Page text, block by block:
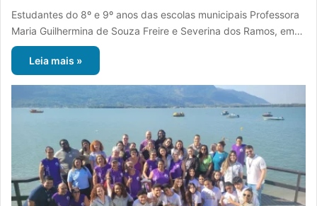
Estudantes do 8º e 9º anos das escolas municipais Professora
Maria Guilhermina de Souza Freire e Severina dos Ramos, em…
Leia mais »